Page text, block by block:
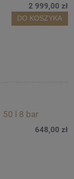
2 999,00 zł
DO KOSZYKA
50 l 8 bar
648,00 zł